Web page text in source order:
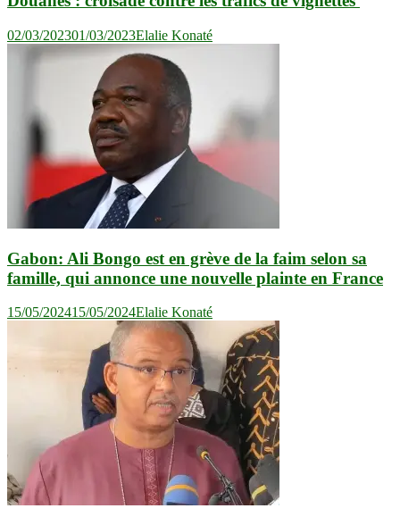
02/03/202301/03/2023Elalie Konaté
Gabon: Ali Bongo est en grève de la faim selon sa
famille, qui annonce une nouvelle plainte en France
15/05/202415/05/2024Elalie Konaté